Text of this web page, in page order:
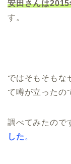
安田さんは
す。
ではそもそもな
て噂が立ったの
調べてみたので
した 。